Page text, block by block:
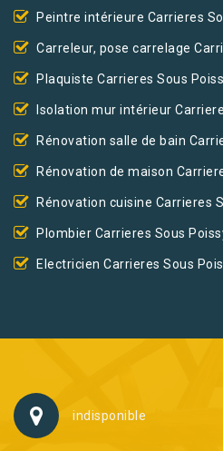
Peintre intérieure Carrieres
Carreleur, pose carrelage
Plaquiste Carrieres Sous
Isolation mur intérieur
Rénovation salle de bain
Rénovation de maison
Rénovation cuisine Carrieres
Plombier Carrieres Sous
Electricien Carrieres Sous
indisponible